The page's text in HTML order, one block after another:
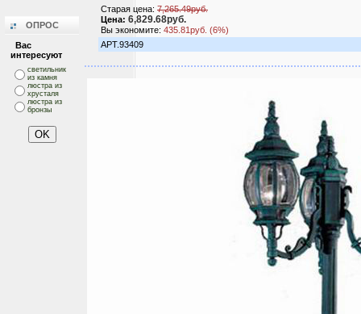
ОПРОС
Вас
интересуют
светильник
из камня
люстра из
хрусталя
люстра из
бронзы
Старая цена: 7,265.49руб.
Цена: 6,829.68руб.
Вы экономите: 435.81руб. (6%)
АРТ.93409